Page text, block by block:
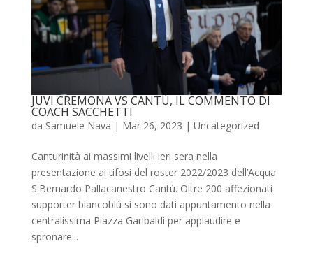
JUVI CREMONA VS CANTÙ, IL COMMENTO DI
COACH SACCHETTI
da Samuele Nava | Mar 26, 2023 | Uncategorized
Canturinità ai massimi livelli ieri sera nella
presentazione ai tifosi del roster 2022/2023 dell’Acqua
S.Bernardo Pallacanestro Cantù. Oltre 200 affezionati
supporter biancoblù si sono dati appuntamento nella
centralissima Piazza Garibaldi per applaudire e
spronare...